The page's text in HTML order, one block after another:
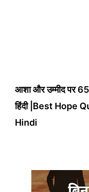
आशा और उम्मीद पर
हिंदी |Best Hope
Hindi